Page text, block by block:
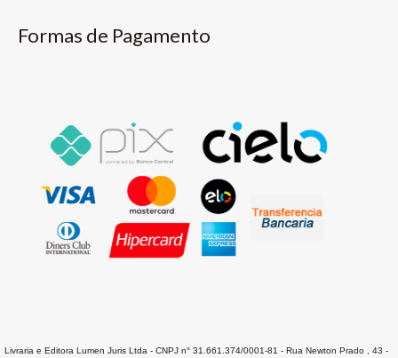
Formas de Pagamento
Livraria e Editora Lumen Juris Ltda - CNPJ n° 31.661.374/0001-81 - Rua Newton Prado , 43 -